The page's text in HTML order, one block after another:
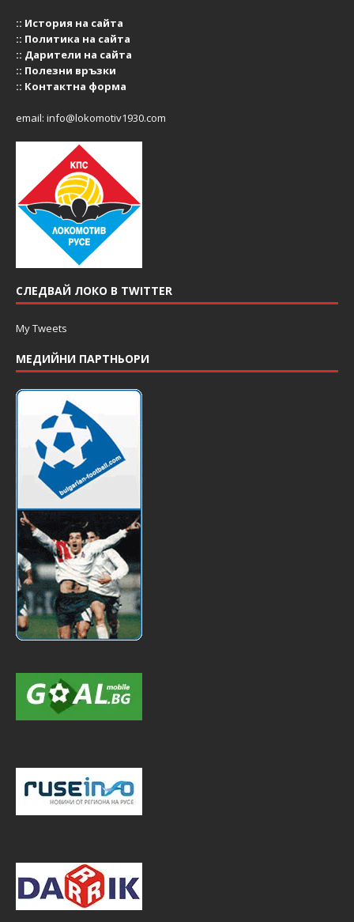
:: История на сайта
:: Политика на сайта
:: Дарители на сайта
:: Полезни връзки
:: Контактна форма
email: info@lokomotiv1930.com
СЛЕДВАЙ ЛОКО В TWITTER
My Tweets
МЕДИЙНИ ПАРТНЬОРИ